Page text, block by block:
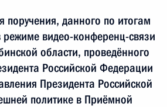
поручения, данного по итогам
видео-конференц-связи
области, проведённого
Российской Федерации
Президента Российской
политике в Приёмной